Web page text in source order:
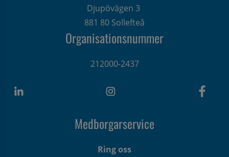
Djupövägen 3
881 80 Sollefteå
Organisationsnummer
212000-2437
Medborgarservice
Ring oss